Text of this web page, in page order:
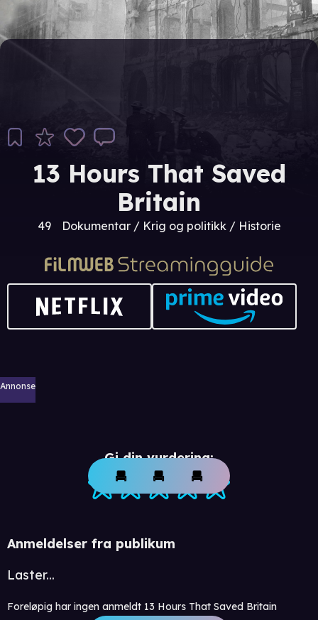
13 Hours That Saved
Britain
49 Dokumentar / Krig og politikk / Historie
Annonse
Gi din vurdering:
Anmeldelser fra publikum
Laster...
Foreløpig har ingen anmeldt 13 Hours That Saved Britain